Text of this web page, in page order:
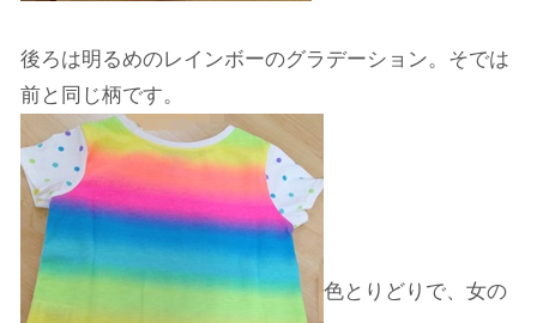
後ろは明るめのレインボーのグラデーション。そでは
前と同じ柄です。
色とりどりで、女の